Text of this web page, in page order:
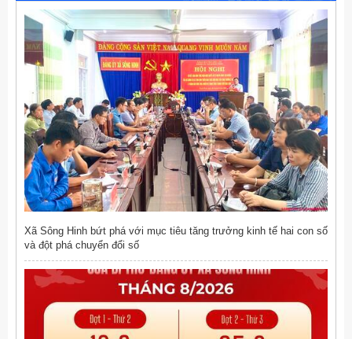
Xã Sông Hinh bứt phá với mục tiêu tăng trưởng kinh tế hai con số
và đột phá chuyển đổi số